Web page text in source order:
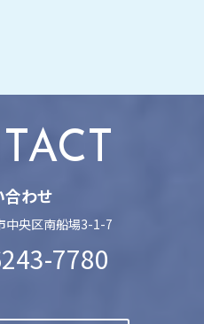
合わせ
中央区南船場3-1-7
7780